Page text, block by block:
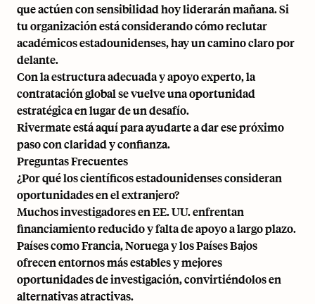
que actúen con sensibilidad hoy liderarán mañana. Si
tu organización está considerandocómo reclutar
académicos estadounidenses, hay un camino claro por
delante.
Con la estructura adecuada y apoyo experto, la
contratación global se vuelve una oportunidad
estratégica en lugar de un desafío.
Rivermate está aquí para ayudarte a dar ese próximo
paso con claridad y confianza.
Preguntas Frecuentes
¿Por qué los científicos estadounidenses consideran
oportunidades en el extranjero?
Muchos investigadores en EE. UU. enfrentan
financiamiento reducido y falta de apoyo a largo plazo.
Países como Francia, Noruega y los Países Bajos
ofrecen entornos más estables y mejores
oportunidades de investigación, convirtiéndolos en
alternativas atractivas.